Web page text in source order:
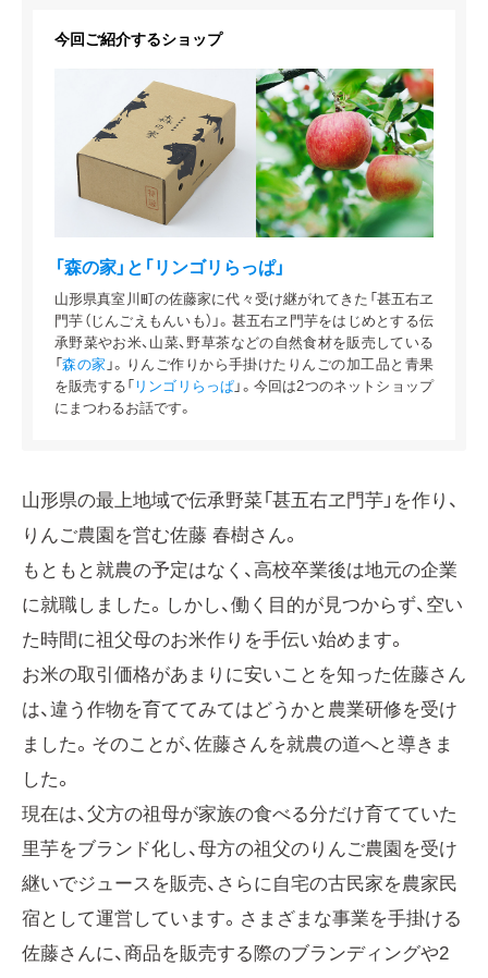
今回ご紹介するショップ
「森の家」と「リンゴリらっぱ」
山形県真室川町の佐藤家に代々受け継がれてきた「甚五右ヱ
門芋（じんごえもんいも）」。甚五右ヱ門芋をはじめとする伝
承野菜やお米、山菜、野草茶などの自然食材を販売している
「森の家 」。りんご作りから手掛けたりんごの加工品と青果
を販売する「 リンゴリらっぱ 」。今回は2つのネットショップ
にまつわるお話です。
山形県の最上地域で伝承野菜「甚五右ヱ門芋」を作り、
りんご農園を営む佐藤 春樹さん。
もともと就農の予定はなく、高校卒業後は地元の企業
に就職しました。しかし、働く目的が見つからず、空い
た時間に祖父母のお米作りを手伝い始めます。
お米の取引価格があまりに安いことを知った佐藤さん
は、違う作物を育ててみてはどうかと農業研修を受け
ました。そのことが、佐藤さんを就農の道へと導きま
した。
現在は、父方の祖母が家族の食べる分だけ育てていた
里芋をブランド化し、母方の祖父のりんご農園を受け
継いでジュースを販売、さらに自宅の古民家を農家民
宿として運営しています。さまざまな事業を手掛ける
佐藤さんに、商品を販売する際のブランディングや2